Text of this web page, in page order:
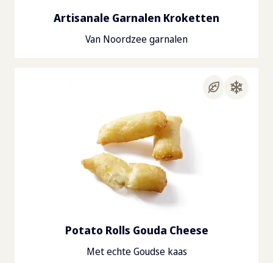
Artisanale Garnalen Kroketten
Van Noordzee garnalen
Potato Rolls Gouda Cheese
Met echte Goudse kaas